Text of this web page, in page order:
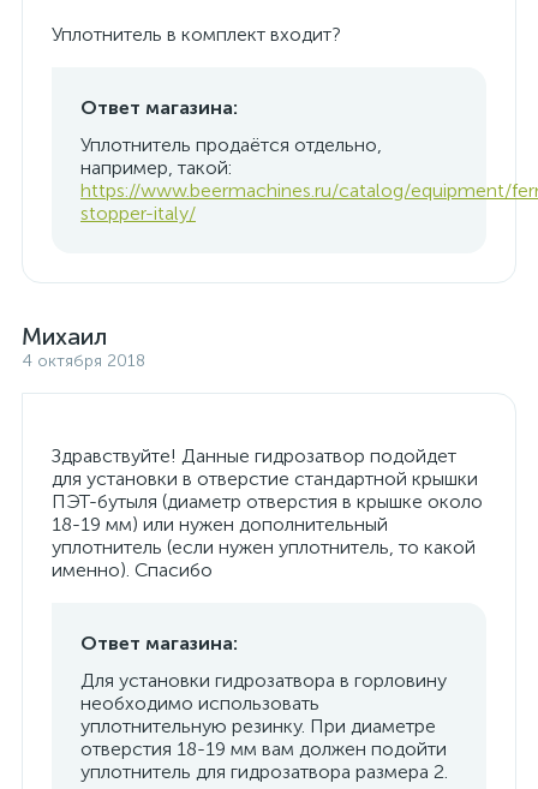
Уплотнитель в комплект входит?
Ответ магазина:
Уплотнитель продаётся отдельно,
например, такой:
https://www.beermachines.ru/catalog/equipment/
stopper-italy/
Михаил
4 октября 2018
Здравствуйте! Данные гидрозатвор подойдет
для установки в отверстие стандартной крышки
ПЭТ-бутыля (диаметр отверстия в крышке около
18-19 мм) или нужен дополнительный
уплотнитель (если нужен уплотнитель, то какой
именно). Спасибо
Ответ магазина:
Для установки гидрозатвора в горловину
необходимо использовать
уплотнительную резинку. При диаметре
отверстия 18-19 мм вам должен подойти
уплотнитель для гидрозатвора размера 2.